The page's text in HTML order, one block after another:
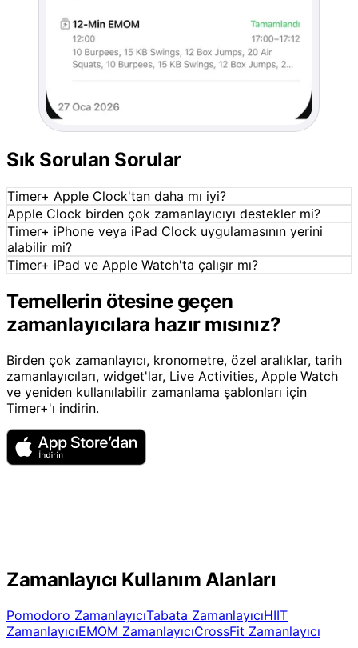
Sık Sorulan Sorular
Timer+ Apple Clock'tan daha mı iyi?
Apple Clock birden çok zamanlayıcıyı destekler mi?
Timer+ iPhone veya iPad Clock uygulamasının yerini
alabilir mi?
Timer+ iPad ve Apple Watch'ta çalışır mı?
Temellerin ötesine geçen
zamanlayıcılara hazır mısınız?
Birden çok zamanlayıcı, kronometre, özel aralıklar, tarih
zamanlayıcıları, widget'lar, Live Activities, Apple Watch
ve yeniden kullanılabilir zamanlama şablonları için
Timer+'ı indirin.
Zamanlayıcı Kullanım Alanları
Pomodoro ZamanlayıcıTabata ZamanlayıcıHIIT
ZamanlayıcıEMOM ZamanlayıcıCrossFit Zamanlayıcı